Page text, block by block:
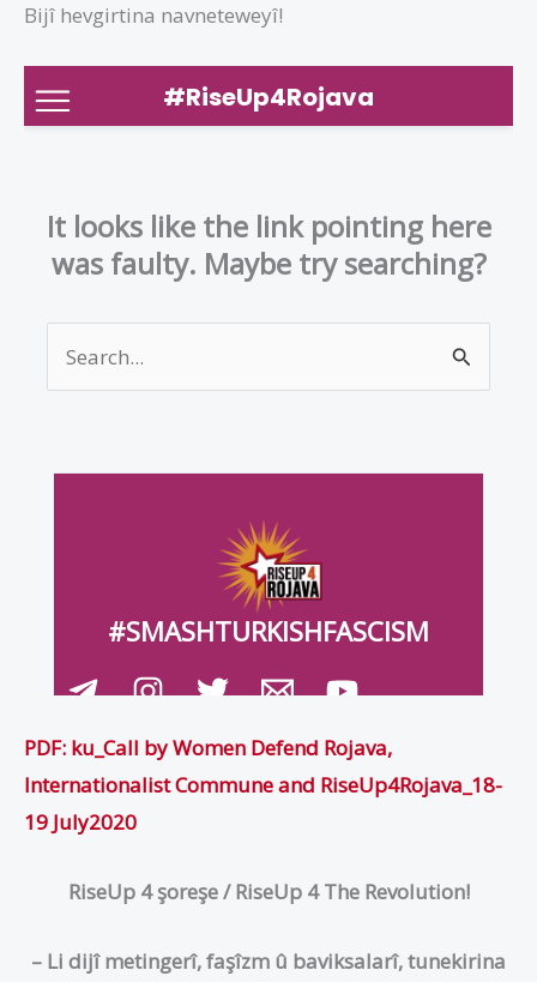
Bijî hevgirtina navneteweyî!
PDF: ku_Call by Women Defend Rojava,
Internationalist Commune and RiseUp4Rojava_18-
19 July2020
RiseUp 4 şoreşe /RiseUp4 TheRevolution!
– Li dijîmetingerî, faşîzm û baviksalarî, tunekirina